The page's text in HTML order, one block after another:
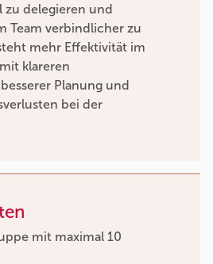
zu delegieren und
Team verbindlicher zu
mehr Effektivität im
klareren
Planung und
bei der
mit maximal 10